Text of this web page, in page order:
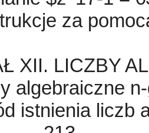
za
XII. LICZBY
algebraiczne
istnienia liczb